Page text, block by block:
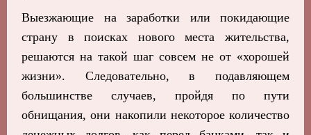
Выезжающие на заработки или покидающие
страну в поисках нового места жительства,
решаются на такой шаг совсем не от «хорошей
жизни». Следовательно, в подавляющем
большинстве случаев, пройдя по пути
обнищания, они накопили некоторое количество